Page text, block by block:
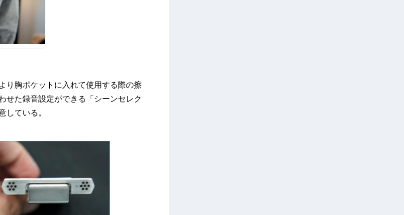
り胸ポケットに入れて使用する際の擦
せた録音設定ができる「シーンセレク
ている。